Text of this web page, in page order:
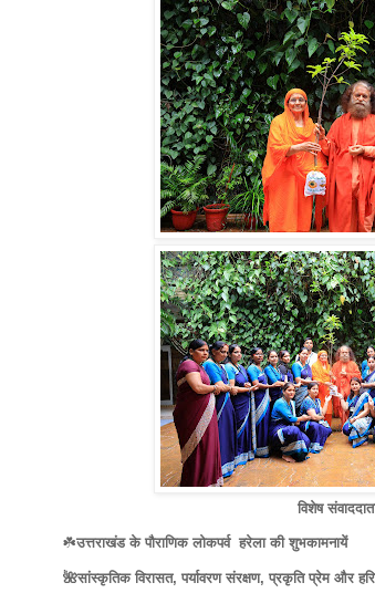
विशेष
☘️उत्तराखंड के पौराणिक लोकपर्व हरेला की शुभकामनायें
🌺सांस्कृतिक विरासत, पर्यावरण संरक्षण, प्रकृति प्रेम और